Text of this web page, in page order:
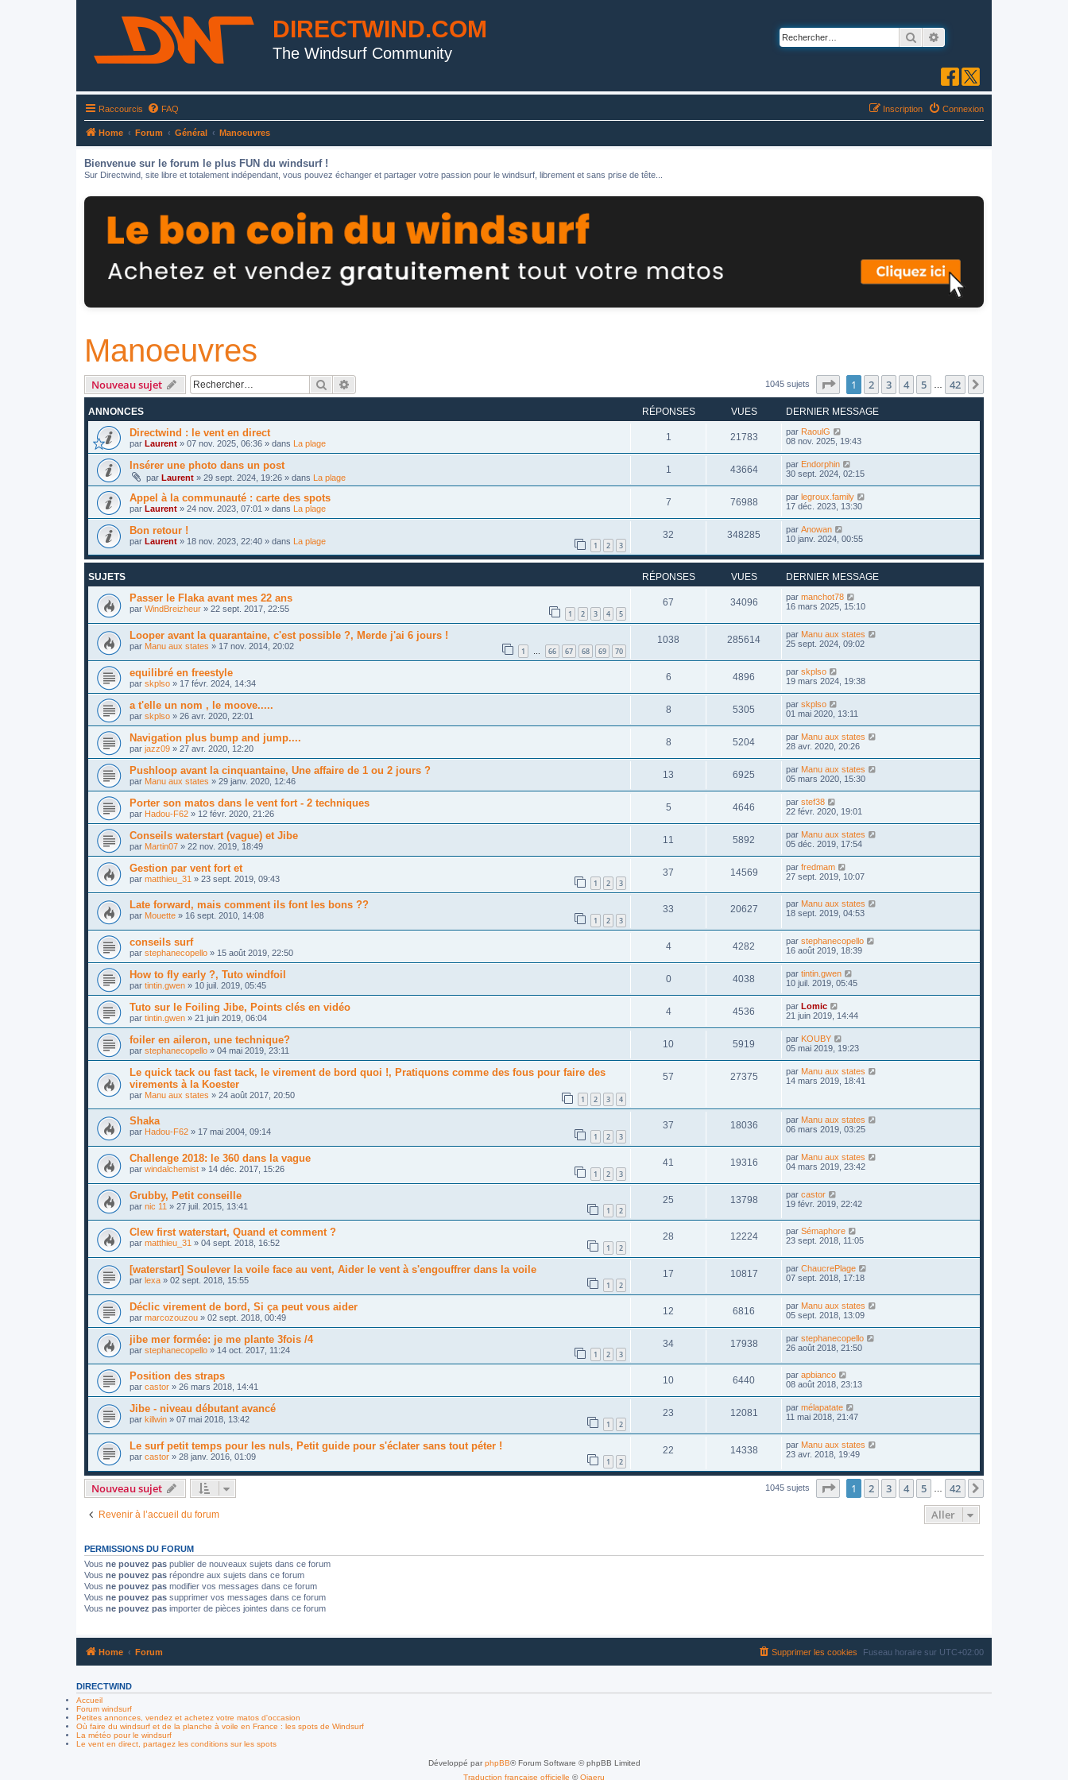
DIRECTWIND.COM
The Windsurf Community
Rechercher
Raccourcis FAQ Connexion
Inscription
Home Forum Général Manoeuvres
Bienvenue sur le forum le plus FUN du windsurf !
Sur Directwind, site libre et totalement indépendant, vous pouvez échanger et partager votre passion pour le windsurf, librement et sans prise de tête...
Manoeuvres
Nouveau sujet Rechercher 1045 sujets Page sur42
1 2 3 4 5 42
ANNONCES RÉPONSES VUES DERNIER MESSAGE
Directwind : le vent en direct
par Laurent » 07 nov. 2025, 06:36 » dans La plage
1 21783 par RaoulG
08 nov. 2025, 19:43
Insérer une photo dans un post
par Laurent » 29 sept. 2024, 19:26 » dans La plage
1 43664 par Endorphin
30 sept. 2024, 02:15
Appel à la communauté : carte des spots
par Laurent » 24 nov. 2023, 07:01 » dans La plage
7 76988 par legroux.family
17 déc. 2023, 13:30
Bon retour !
par Laurent » 18 nov. 2023, 22:40 » dans La plage 1 2 3
32 348285 par Anowan
10 janv. 2024, 00:55
SUJETS RÉPONSES VUES DERNIER MESSAGE
Passer le Flaka avant mes 22 ans
par WindBreizheur » 22 sept. 2017, 22:55 1 2 3 4 5
67 34096 par manchot78
16 mars 2025, 15:10
Looper avant la quarantaine, c'est possible ?, Merde j'ai 6 jours !
par Manu aux states » 17 nov. 2014, 20:02 1 66 67 68 69 70
1038 285614 par Manu aux states
25 sept. 2024, 09:02
equilibré en freestyle
par skplso » 17 févr. 2024, 14:34
6 4896 par skplso
19 mars 2024, 19:38
a t'elle un nom , le moove.....
par skplso » 26 avr. 2020, 22:01
8 5305 par skplso
01 mai 2020, 13:11
Navigation plus bump and jump....
par jazz09 » 27 avr. 2020, 12:20
8 5204 par Manu aux states
28 avr. 2020, 20:26
Pushloop avant la cinquantaine, Une affaire de 1 ou 2 jours ?
par Manu aux states » 29 janv. 2020, 12:46
13 6925 par Manu aux states
05 mars 2020, 15:30
Porter son matos dans le vent fort - 2 techniques
par Hadou-F62 » 12 févr. 2020, 21:26
5 4646 par stef38
22 févr. 2020, 19:01
Conseils waterstart (vague) et Jibe
par Martin07 » 22 nov. 2019, 18:49
11 5892 par Manu aux states
05 déc. 2019, 17:54
Gestion par vent fort et
par matthieu_31 » 23 sept. 2019, 09:43 1 2 3
37 14569 par fredmam
27 sept. 2019, 10:07
Late forward, mais comment ils font les bons ??
par Mouette » 16 sept. 2010, 14:08 1 2 3
33 20627 par Manu aux states
18 sept. 2019, 04:53
conseils surf
par stephanecopello » 15 août 2019, 22:50
4 4282 par stephanecopello
16 août 2019, 18:39
How to fly early ?, Tuto windfoil
par tintin.gwen » 10 juil. 2019, 05:45
0 4038 par tintin.gwen
10 juil. 2019, 05:45
Tuto sur le Foiling Jibe, Points clés en vidéo
par tintin.gwen » 21 juin 2019, 06:04
4 4536 par Lomic
21 juin 2019, 14:44
foiler en aileron, une technique?
par stephanecopello » 04 mai 2019, 23:11
10 5919 par KOUBY
05 mai 2019, 19:23
Le quick tack ou fast tack, le virement de bord quoi !, Pratiquons comme des fous pour faire des
virements à la Koester
par Manu aux states » 24 août 2017, 20:50 1 2 3 4
57 27375 par Manu aux states
14 mars 2019, 18:41
Shaka
par Hadou-F62 » 17 mai 2004, 09:14 1 2 3
37 18036 par Manu aux states
06 mars 2019, 03:25
Challenge 2018: le 360 dans la vague
par windalchemist » 14 déc. 2017, 15:26 1 2 3
41 19316 par Manu aux states
04 mars 2019, 23:42
Grubby, Petit conseille
par nic 11 » 27 juil. 2015, 13:41 1 2
25 13798 par castor
19 févr. 2019, 22:42
Clew first waterstart, Quand et comment ?
par matthieu_31 » 04 sept. 2018, 16:52 1 2
28 12224 par Sémaphore
23 sept. 2018, 11:05
[waterstart] Soulever la voile face au vent, Aider le vent à s'engouffrer dans la voile
par lexa » 02 sept. 2018, 15:55 1 2
17 10817 par ChaucrePlage
07 sept. 2018, 17:18
Déclic virement de bord, Si ça peut vous aider
par marcozouzou » 02 sept. 2018, 00:49
12 6816 par Manu aux states
05 sept. 2018, 13:09
jibe mer formée: je me plante 3fois /4
par stephanecopello » 14 oct. 2017, 11:24 1 2 3
34 17938 par stephanecopello
26 août 2018, 21:50
Position des straps
par castor » 26 mars 2018, 14:41
10 6440 par apbianco
08 août 2018, 23:13
Jibe - niveau débutant avancé
par killwin » 07 mai 2018, 13:42 1 2
23 12081 par mélapatate
11 mai 2018, 21:47
Le surf petit temps pour les nuls, Petit guide pour s'éclater sans tout péter !
par castor » 28 janv. 2016, 01:09 1 2
22 14338 par Manu aux states
23 avr. 2018, 19:49
Nouveau sujet 1045 sujets Page sur42
1 2 3 4 5 42
Revenir à l’accueil du forum Aller
PERMISSIONS DU FORUM
Vous ne pouvez pas publier de nouveaux sujets dans ce forum
Vous ne pouvez pas répondre aux sujets dans ce forum
Vous ne pouvez pas modifier vos messages dans ce forum
Vous ne pouvez pas supprimer vos messages dans ce forum
Vous ne pouvez pas importer de pièces jointes dans ce forum
Home Forum Fuseau horaire sur UTC+02:00
Supprimer les cookies
DIRECTWIND
Accueil
Forum windsurf
Petites annonces, vendez et achetez votre matos d'occasion
Où faire du windsurf et de la planche à voile en France : les spots de Windsurf
La météo pour le windsurf
Le vent en direct, partagez les conditions sur les spots
Développé parphpBB® Forum Software © phpBB Limited
Traduction française officielle ©Qiaeru